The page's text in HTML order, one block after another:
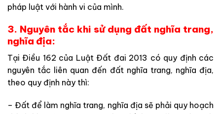
pháp luật với hành vi của mình.
3. Nguyên tắc khi sử dụng đất nghĩa trang,
nghĩa địa:
Tại Điều 162 của Luật Đất đai 2013 có quy định các
nguyên tắc liên quan đến đất nghĩa trang, nghĩa địa,
theo quy định này thì:
– Đất để làm nghĩa trang, nghĩa địa sẽ phải quy hoạch